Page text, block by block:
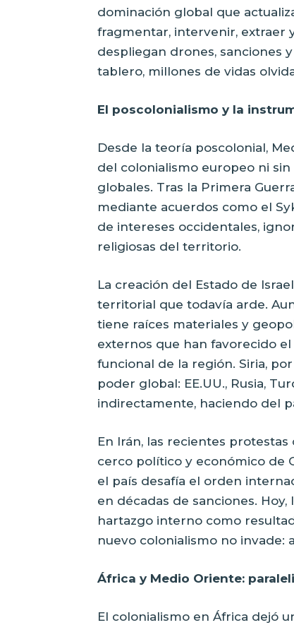
dominación global que
fragmentar, intervenir, extraer
despliegan drones, sanciones
tablero, millones de vidas
El poscolonialismo y la
Desde la teoría poscolonial,
del colonialismo europeo ni
globales. Tras la Primera
mediante acuerdos como el
de intereses occidentales,
religiosas del territorio.
La creación del Estado de
territorial que todavía arde.
tiene raíces materiales y
externos que han favorecido
funcional de la región. Siria,
poder global: EE.UU., Rusia,
indirectamente, haciendo del
En Irán, las recientes
cerco político y económico de
el país desafía el orden
en décadas de sanciones.
hartazgo interno como
nuevo colonialismo no invade:
África y Medio Oriente:
El colonialismo en África dejó